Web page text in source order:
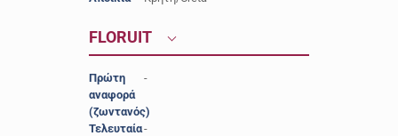
FLORUIT
Πρώτη
αναφορά
(ζωντανός)
-
Τελευταία-